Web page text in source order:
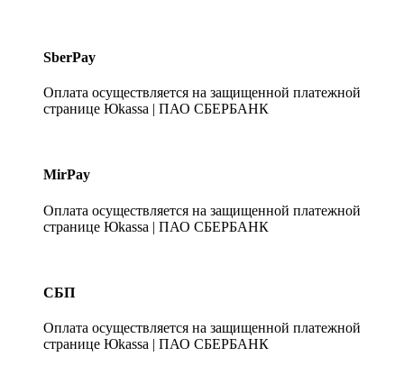
SberPay
Оплата осуществляется на защищенной платежной
странице Юkassa | ПАО СБЕРБАНК
MirPay
Оплата осуществляется на защищенной платежной
странице Юkassa | ПАО СБЕРБАНК
СБП
Оплата осуществляется на защищенной платежной
странице Юkassa | ПАО СБЕРБАНК